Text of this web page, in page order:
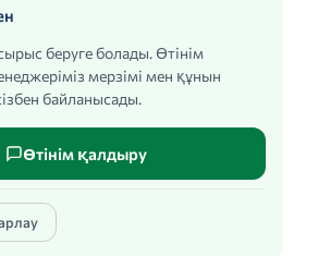
беруге болады. Өтінім
мерзімі мен құнын
байланысады.
Өтінім қалдыру